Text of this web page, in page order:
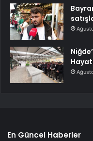
En Güncel Haberler